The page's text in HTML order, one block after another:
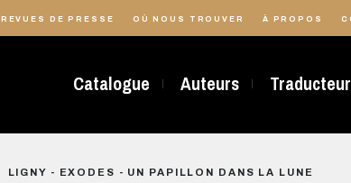
REVUES DE PRESSE OÙ NOUS TROUVER À PROPOS
Catalogue Auteurs
LIGNY - EXODES - UN PAPILLON DANS LA LUNE